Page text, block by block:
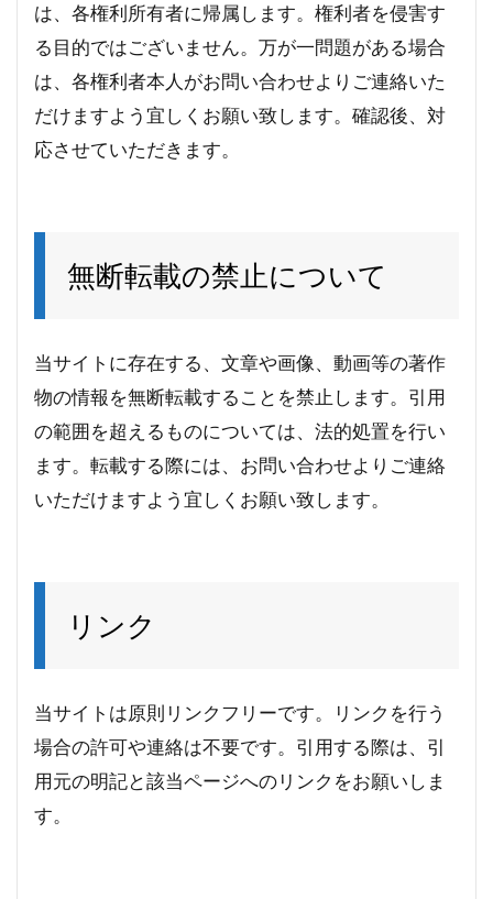
は、各権利所有者に帰属します。権利者を侵害す
る目的ではございません。万が一問題がある場合
は、各権利者本人がお問い合わせよりご連絡いた
だけますよう宜しくお願い致します。確認後、対
応させていただきます。
無断転載の禁止について
当サイトに存在する、文章や画像、動画等の著作
物の情報を無断転載することを禁止します。引用
の範囲を超えるものについては、法的処置を行い
ます。転載する際には、お問い合わせよりご連絡
いただけますよう宜しくお願い致します。
リンク
当サイトは原則リンクフリーです。リンクを行う
場合の許可や連絡は不要です。引用する際は、引
用元の明記と該当ページへのリンクをお願いしま
す。